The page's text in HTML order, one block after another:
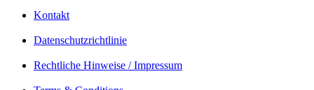
Kontakt
Datenschutzrichtlinie
Rechtliche Hinweise / Impressum